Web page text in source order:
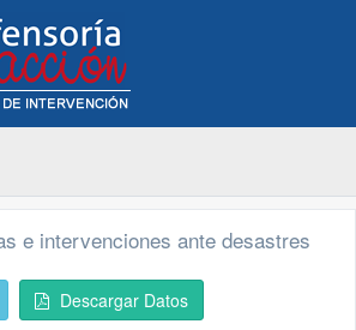
e intervenciones ante desastres
Descargar Datos